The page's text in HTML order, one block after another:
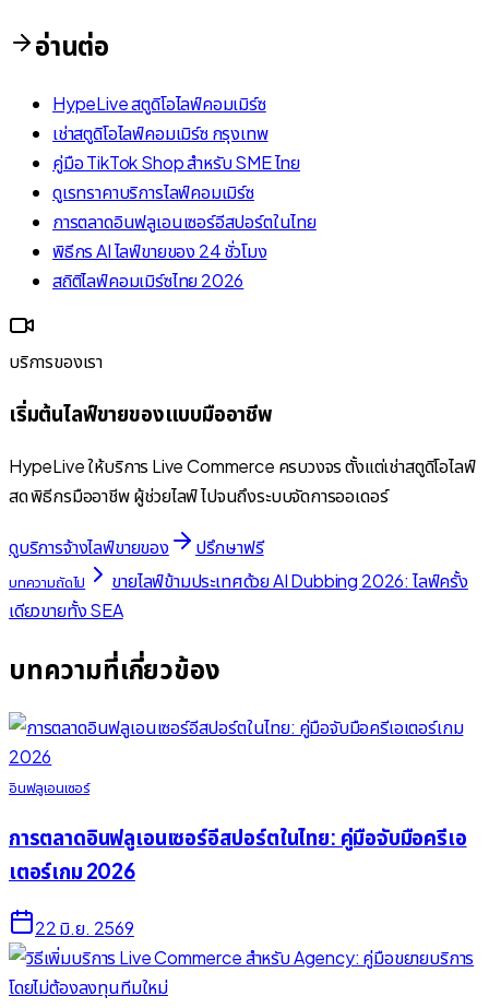
อ่านต่อ
HypeLive สตูดิโอไลฟ์คอมเมิร์ซ
เช่าสตูดิโอไลฟ์คอมเมิร์ซ กรุงเทพ
คู่มือ TikTok Shop สำหรับ SME ไทย
ดูเรทราคาบริการไลฟ์คอมเมิร์ซ
การตลาดอินฟลูเอนเซอร์อีสปอร์ตในไทย
พิธีกร AI ไลฟ์ขายของ 24 ชั่วโมง
สถิติไลฟ์คอมเมิร์ซไทย 2026
บริการของเรา
เริ่มต้นไลฟ์ขายของแบบมืออาชีพ
HypeLive ให้บริการ Live Commerce ครบวงจร ตั้งแต่เช่าสตูดิโอไลฟ์
สด พิธีกรมืออาชีพ ผู้ช่วยไลฟ์ ไปจนถึงระบบจัดการออเดอร์
ดูบริการจ้างไลฟ์ขายของ ปรึกษาฟรี
บทความถัดไป
ขายไลฟ์ข้ามประเทศด้วย AI Dubbing 2026: ไลฟ์ครั้ง
เดียวขายทั้ง SEA
บทความที่เกี่ยวข้อง
อินฟลูเอนเซอร์
การตลาดอินฟลูเอนเซอร์อีสปอร์ตในไทย: คู่มือจับมือครีเอ
เตอร์เกม 2026
22 มิ.ย. 2569